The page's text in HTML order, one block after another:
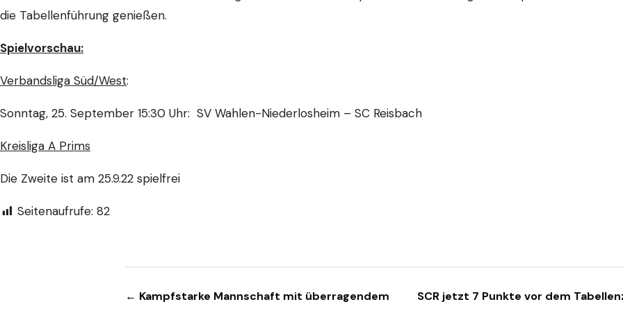
die Tabellenführung genießen.
Spielvorschau:
Verbandsliga Süd/West:
Sonntag, 25. September 15:30 Uhr: SV Wahlen-Niederlosheim – SC Reisbach
Kreisliga A Prims
Die Zweite ist am 25.9.22 spielfrei
Seitenaufrufe: 82
Beitragsnavigation
← Kampfstarke Mannschaft mit überragendem
SCR jetzt 7 Punkte vor dem